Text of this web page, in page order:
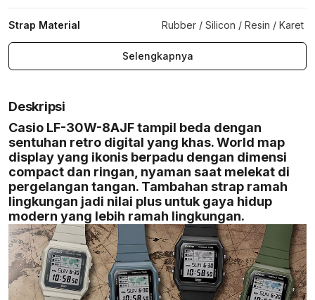
Strap Material Rubber / Silicon / Resin / Karet
Selengkapnya
Deskripsi
Casio LF-30W-8AJF tampil beda dengan
sentuhan retro digital yang khas. World map
display yang ikonis berpadu dengan dimensi
compact dan ringan, nyaman saat melekat di
pergelangan tangan. Tambahan strap ramah
lingkungan jadi nilai plus untuk gaya hidup
modern yang lebih ramah lingkungan.